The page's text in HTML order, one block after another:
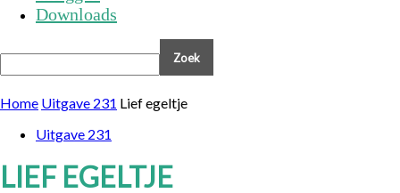
Downloads
Home Uitgave 231 Lief egeltje
Uitgave 231
LIEF EGELTJE